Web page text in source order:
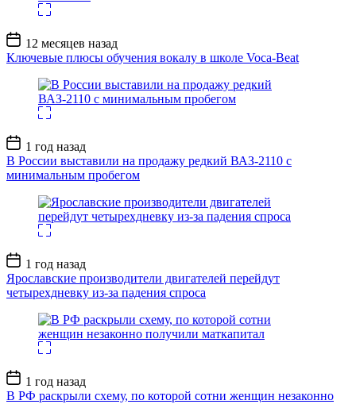
Дата
записи
12 месяцев назад
Ключевые плюсы обучения вокалу в школе Voca-Beat
Дата
записи
1 год назад
В России выставили на продажу редкий ВАЗ-2110 с
минимальным пробегом
Дата
записи
1 год назад
Ярославские производители двигателей перейдут
четырехдневку из-за падения спроса
Дата
записи
1 год назад
В РФ раскрыли схему, по которой сотни женщин незаконно